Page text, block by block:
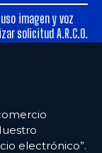
imagen y voz
solicitud A.R.C.O.
electrónico”.